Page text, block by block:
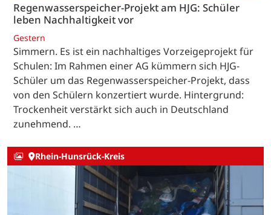
Regenwasserspeicher-Projekt am HJG: Schüler
leben Nachhaltigkeit vor
Gestern
Simmern. Es ist ein nachhaltiges Vorzeigeprojekt für
Schulen: Im Rahmen einer AG kümmern sich HJG-
Schüler um das Regenwasserspeicher-Projekt, dass
von den Schülern konzertiert wurde. Hintergrund:
Trockenheit verstärkt sich auch in Deutschland
zunehmend. …
Rhein-Hunsrück-Kreis